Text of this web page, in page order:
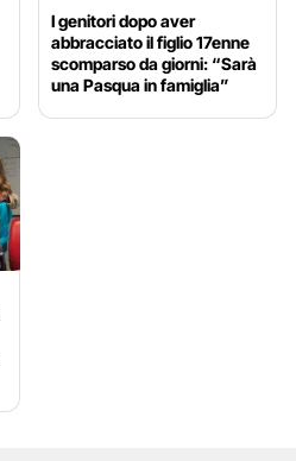
I genitori dopo aver
abbracciato il figlio 17enne
scomparso da giorni: “Sarà
una Pasqua in famiglia”